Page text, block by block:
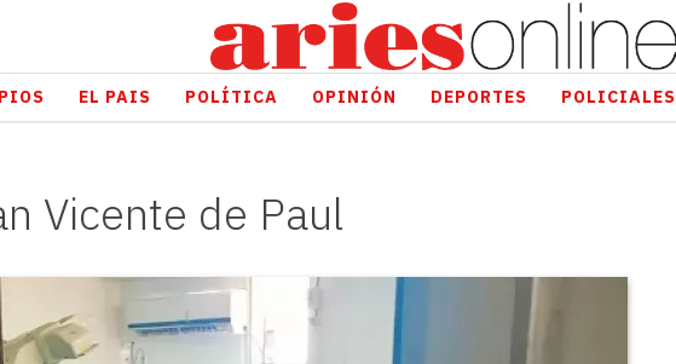
EL PAIS POLÍTICA OPINIÓN DEPORTES POLICIALES
Vicente de Paul